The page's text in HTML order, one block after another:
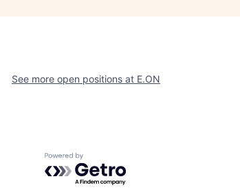
See more open positions at E.ON
Powered by Getro.com